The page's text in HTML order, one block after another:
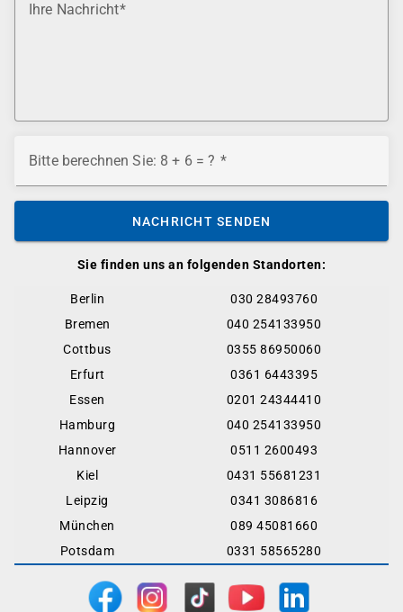
Sie finden uns an folgenden Standorten:
Berlin
030 28493760
Bremen
040 254133950
Cottbus
0355 86950060
Erfurt
0361 6443395
Essen
0201 24344410
Hamburg
040 254133950
Hannover
0511 2600493
Kiel
0431 55681231
Leipzig
0341 3086816
München
089 45081660
Potsdam
0331 58565280
Ihre Nachricht
Bitte berechnen Sie: 8 + 6 = ?
NACHRICHT SENDEN